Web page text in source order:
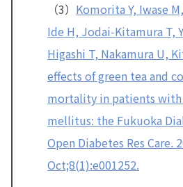
（3） Komorita Y, Iwase
Ide H, Jodai-Kitamura T,
Higashi T, Nakamura U,
effects of green tea and
mortality in patients
mellitus: the Fukuoka
Open Diabetes Res Care.
Oct;8(1):e001252.